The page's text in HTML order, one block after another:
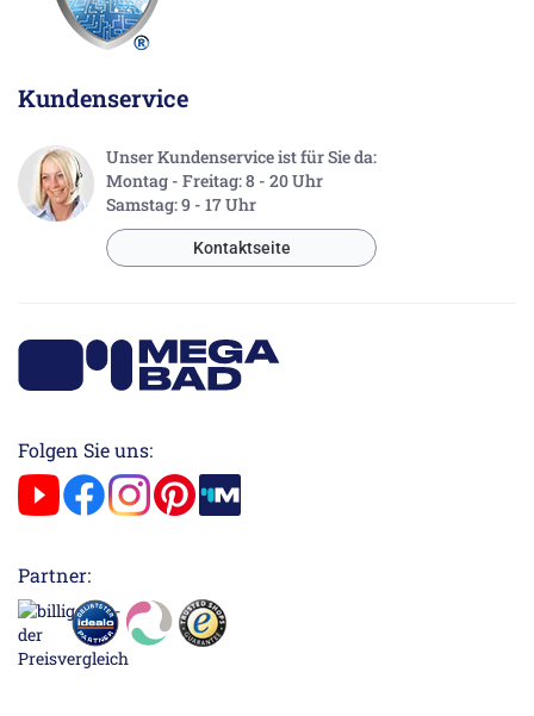
Kundenservice
Unser Kundenservice ist für Sie da:
Montag - Freitag: 8 - 20 Uhr
Samstag: 9 - 17 Uhr
Kontaktseite
Folgen Sie uns:
Partner: